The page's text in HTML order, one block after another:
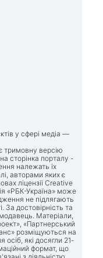
у сфері медіа —
тримовну версію
сторінка порталу -
належать їх
авторами яких є
ліцензії Creative
«РБК-Україна» може
не підлягають
достовірність та
Матеріали,
«Партнерський
розміщуються на
осіб, які досягли 21-
формат, що